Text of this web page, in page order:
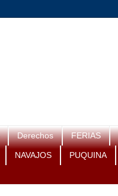
Derechos FERIAS
NAVAJOS PUQUINA